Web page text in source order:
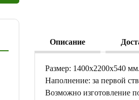
Описание
Размер: 1400х2200х540 мм.
Наполнение: за первой
Возможно изготовление